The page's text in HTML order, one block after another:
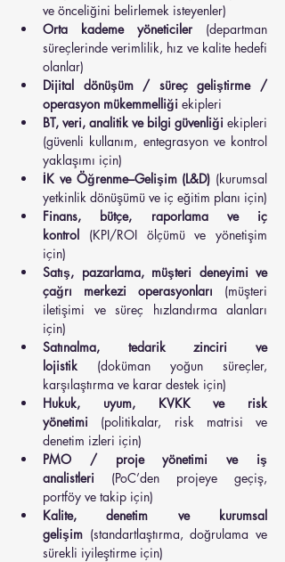
ve önceliğini belirlemek isteyenler)
Orta kademe yöneticiler (departman
süreçlerinde verimlilik, hız ve kalite hedefi
olanlar)
Dijital dönüşüm / süreç geliştirme /
operasyon mükemmelliği ekipleri
BT, veri, analitik ve bilgi güvenliği ekipleri
(güvenli kullanım, entegrasyon ve kontrol
yaklaşımı için)
İK ve Öğrenme–Gelişim (L&D) (kurumsal
yetkinlik dönüşümü ve iç eğitim planı için)
Finans, bütçe, raporlama ve iç
kontrol (KPI/ROI ölçümü ve yönetişim
için)
Satış, pazarlama, müşteri deneyimi ve
çağrı merkezi operasyonları (müşteri
iletişimi ve süreç hızlandırma alanları
için)
Satınalma, tedarik zinciri ve
lojistik (doküman yoğun süreçler,
karşılaştırma ve karar destek için)
Hukuk, uyum, KVKK ve risk
yönetimi (politikalar, risk matrisi ve
denetim izleri için)
PMO / proje yönetimi ve iş
analistleri (PoC’den projeye geçiş,
portföy ve takip için)
Kalite, denetim ve kurumsal
gelişim (standartlaştırma, doğrulama ve
sürekli iyileştirme için)